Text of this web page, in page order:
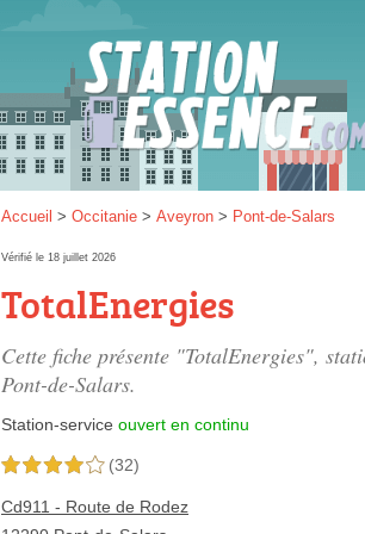
Accueil > Occitanie > Aveyron > Pont-de-Salars
Vérifié le 18 juillet 2026
TotalEnergies
Cette fiche présente "TotalEnergies",
Pont-de-Salars.
Station-service ouvert en continu
4,0 étoiles sur 5 (32)
Cd911 - Route de Rodez
Gazole :
SP 98 :